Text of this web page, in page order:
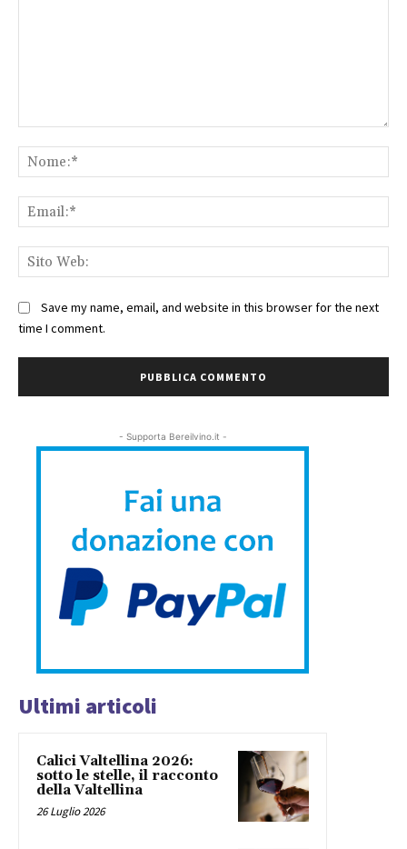
Save my name, email, and website in this browser for the next
time I comment.
- Supporta Bereilvino.it -
Ultimi articoli
Calici Valtellina 2026:
sotto le stelle, il racconto
della Valtellina
26 Luglio 2026